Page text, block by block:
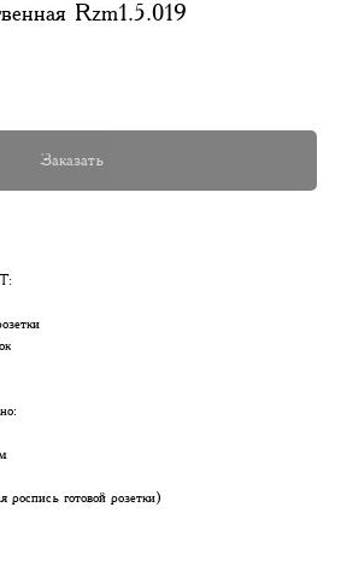
Rzm1.5.019
Заказать
роспись готовой розетки)